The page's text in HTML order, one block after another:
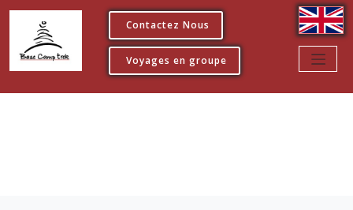
Contactez Nous
Voyages en groupe